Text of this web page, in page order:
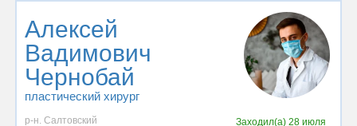
Алексей
Вадимович
Чернобай
пластический хирург
р-н. Салтовский Заходил(а)28 июля